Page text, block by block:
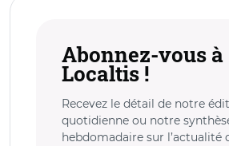
Abonnez-vous à
Localtis !
Recevez le détail de notre
quotidienne ou notre
hebdomadaire sur l’actualité